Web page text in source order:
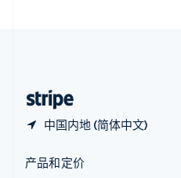
中国内地 (简体中文)
产品和定价